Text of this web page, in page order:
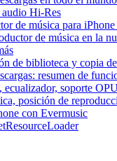
audio Hi-Res
de música para
de música en la
de biblioteca y copia
resumen de
soporte
posición de
con Evermusic